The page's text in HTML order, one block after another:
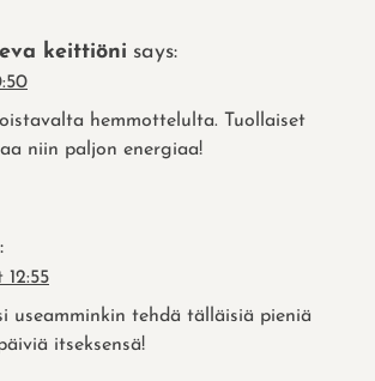
keittiöni says:
hemmottelulta. Tuollaiset
niin paljon energiaa!
12:55
useamminkin tehdä tälläisiä pieniä
itseksensä!